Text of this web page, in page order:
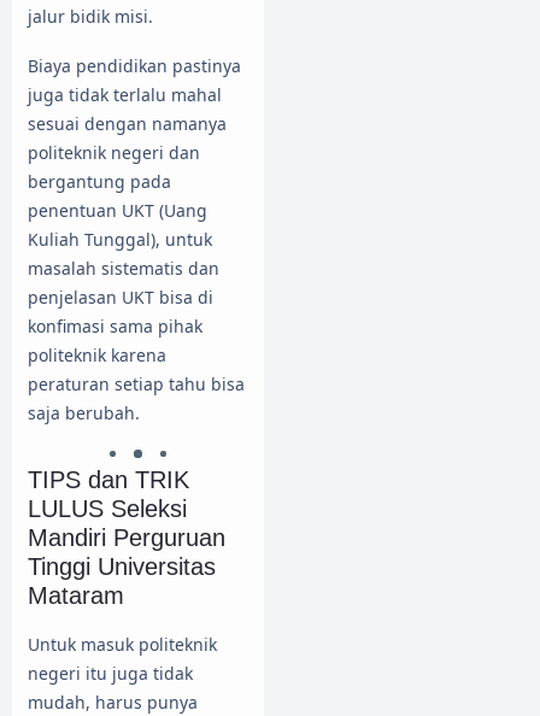
jalur bidik misi.
Biaya pendidikan pastinya
juga tidak terlalu mahal
sesuai dengan namanya
politeknik negeri dan
bergantung pada
penentuan UKT (Uang
Kuliah Tunggal), untuk
masalah sistematis dan
penjelasan UKT bisa di
konfimasi sama pihak
politeknik karena
peraturan setiap tahu bisa
saja berubah.
TIPS dan TRIK
LULUS Seleksi
Mandiri Perguruan
Tinggi Universitas
Mataram
Untuk masuk politeknik
negeri itu juga tidak
mudah, harus punya